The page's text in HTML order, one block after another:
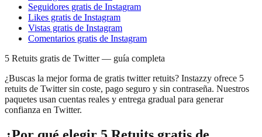
Seguidores gratis de Instagram
Likes gratis de Instagram
Vistas gratis de Instagram
Comentarios gratis de Instagram
5 Retuits gratis de Twitter — guía completa
¿Buscas la mejor forma de gratis twitter retuits? Instazzy ofrece 5
retuits de Twitter sin coste, pago seguro y sin contraseña. Nuestros
paquetes usan cuentas reales y entrega gradual para generar
confianza en Twitter.